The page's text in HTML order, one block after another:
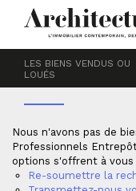
LES BIENS VENDUS OU
LOUÉS
Accueil
Nous n'avons pas de
Professionnels
options s'offrent à vous
Re-soumettre la